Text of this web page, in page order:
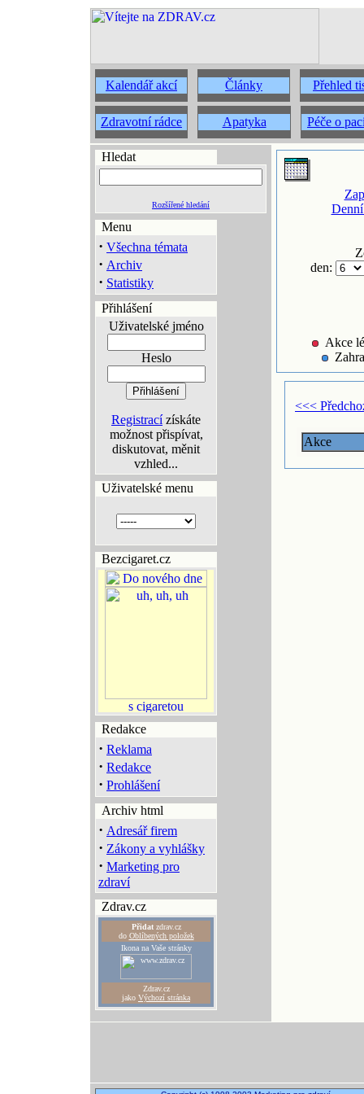
Kalendář akcí Články Přehled
Zdravotní rádce Apatyka Péče o
Hledat
Rozšířené hledání
Menu
· Všechna témata
· Archiv
· Statistiky
Přihlášení
Uživatelské jméno
Heslo
Registracízískáte
možnost přispívat,
diskutovat, měnit
vzhled...
Uživatelské menu
Bezcigaret.cz
Redakce
· Reklama
· Redakce
· Prohlášení
Archiv html
· Adresář firem
· Zákony a vyhlášky
· Marketing pro
zdraví
Zdrav.cz
Přidatzdrav.cz
do Oblíbených položek
Ikona na Vaše stránky
Zdrav.cz
jako Výchozí stránka
den:
Akce
<<<
Akce